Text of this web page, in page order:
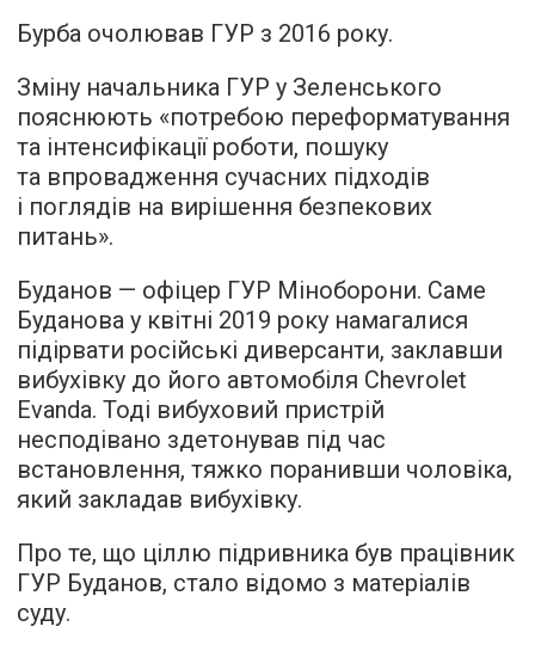
Бурба очолював ГУР з 2016 року.
Зміну начальника ГУР у Зеленського
пояснюють «потребою переформатування
та інтенсифікації роботи, пошуку
та впровадження сучасних підходів
і поглядів на вирішення безпекових
питань».
Буданов — офіцер ГУР Міноборони. Саме
Буданова у квітні 2019 року намагалися
підірвати російські диверсанти, заклавши
вибухівку до його автомобіля Chevrolet
Evanda. Тоді вибуховий пристрій
несподівано здетонував під час
встановлення, тяжко поранивши чоловіка,
який закладав вибухівку.
Про те, що ціллю підривника був працівник
ГУР Буданов, стало відомо з матеріалів
суду.